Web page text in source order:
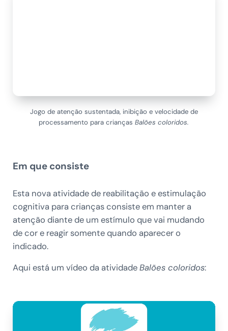
Jogo de atenção sustentada, inibição e velocidade de
processamento para criançasBalões coloridos.
Em que consiste
Esta nova atividade de reabilitação e estimulação
cognitiva para crianças consiste em manter a
atenção diante de um estímulo que vai mudando
de cor e reagir somente quando aparecer o
indicado.
Aqui está um vídeo da atividadeBalões coloridos: